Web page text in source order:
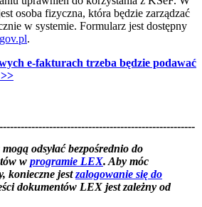
osoba fizyczna, która będzie zarządzać
w systemie. Formularz jest dostępny
.
e-fakturach trzeba będzie podawać
odsyłać bezpośrednio do
w programie LEX. Aby móc
konieczne jestzalogowanie się do
dokumentów LEX jest zależny od